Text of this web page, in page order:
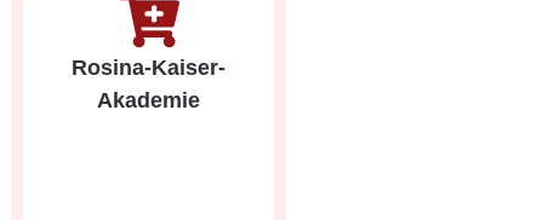
Rosina-Kaiser-
Akademie